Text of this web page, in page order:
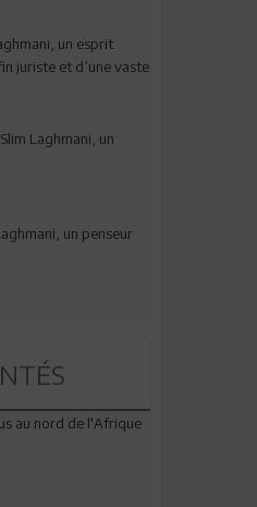
un esprit
juriste et d’une vaste
Laghmani, un
un penseur
au nord de l'Afrique